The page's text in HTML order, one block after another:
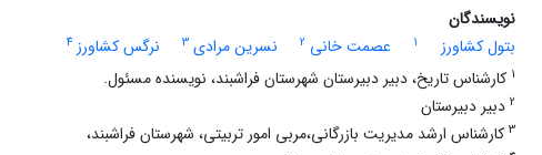
نویسندگان
بتول کشاورز
1 عصمت خانی 2 نسرین مرادی 3 نرگس کشاورز 4
1 کارشناس تاریخ، دبیر دبیرستان شهرستان فراشبند، نویسنده مسئول.
2 دبیر دبیرستان
3 کارشناس ارشد مدیریت بازرگانی،مربی امور تربیتی، شهرستان فراشبند،